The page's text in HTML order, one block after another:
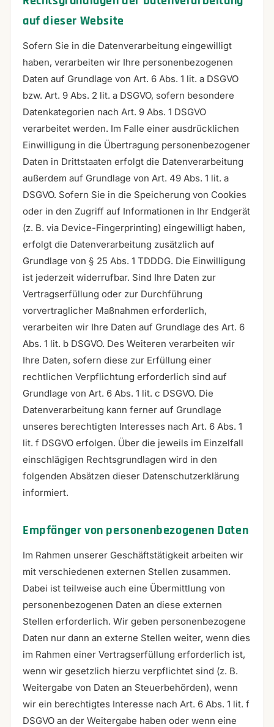
auf dieser Website
Sofern Sie in die Datenverarbeitung eingewilligt
haben, verarbeiten wir Ihre personenbezogenen
Daten auf Grundlage von Art. 6 Abs. 1 lit. a DSGVO
bzw. Art. 9 Abs. 2 lit. a DSGVO, sofern besondere
Datenkategorien nach Art. 9 Abs. 1 DSGVO
verarbeitet werden. Im Falle einer ausdrücklichen
Einwilligung in die Übertragung personenbezogener
Daten in Drittstaaten erfolgt die Datenverarbeitung
außerdem auf Grundlage von Art. 49 Abs. 1 lit. a
DSGVO. Sofern Sie in die Speicherung von Cookies
oder in den Zugriff auf Informationen in Ihr Endgerät
(z. B. via Device-Fingerprinting) eingewilligt haben,
erfolgt die Datenverarbeitung zusätzlich auf
Grundlage von § 25 Abs. 1 TDDDG. Die Einwilligung
ist jederzeit widerrufbar. Sind Ihre Daten zur
Vertragserfüllung oder zur Durchführung
vorvertraglicher Maßnahmen erforderlich,
verarbeiten wir Ihre Daten auf Grundlage des Art. 6
Abs. 1 lit. b DSGVO. Des Weiteren verarbeiten wir
Ihre Daten, sofern diese zur Erfüllung einer
rechtlichen Verpflichtung erforderlich sind auf
Grundlage von Art. 6 Abs. 1 lit. c DSGVO. Die
Datenverarbeitung kann ferner auf Grundlage
unseres berechtigten Interesses nach Art. 6 Abs. 1
lit. f DSGVO erfolgen. Über die jeweils im Einzelfall
einschlägigen Rechtsgrundlagen wird in den
folgenden Absätzen dieser Datenschutzerklärung
informiert.
Empfänger von personenbezogenen Daten
Im Rahmen unserer Geschäftstätigkeit arbeiten wir
mit verschiedenen externen Stellen zusammen.
Dabei ist teilweise auch eine Übermittlung von
personenbezogenen Daten an diese externen
Stellen erforderlich. Wir geben personenbezogene
Daten nur dann an externe Stellen weiter, wenn dies
im Rahmen einer Vertragserfüllung erforderlich ist,
wenn wir gesetzlich hierzu verpflichtet sind (z. B.
Weitergabe von Daten an Steuerbehörden), wenn
wir ein berechtigtes Interesse nach Art. 6 Abs. 1 lit. f
DSGVO an der Weitergabe haben oder wenn eine